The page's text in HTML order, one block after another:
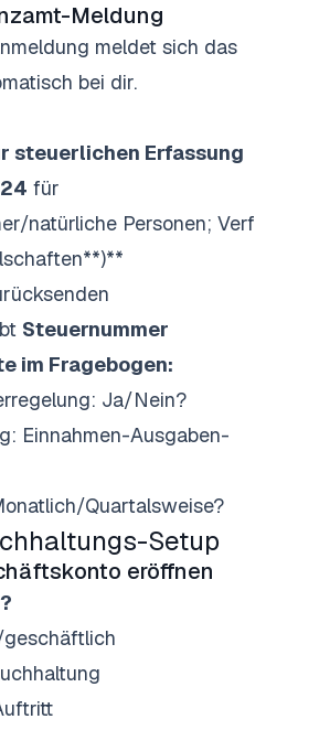
Meldung
meldet sich das
bei dir.
steuerlichen Erfassung
für
natürliche Personen; Verf
Steuernummer
im Fragebogen:
Ja/Nein?
Einnahmen-Ausgaben-
Quartalsweise?
Setup
eröffnen